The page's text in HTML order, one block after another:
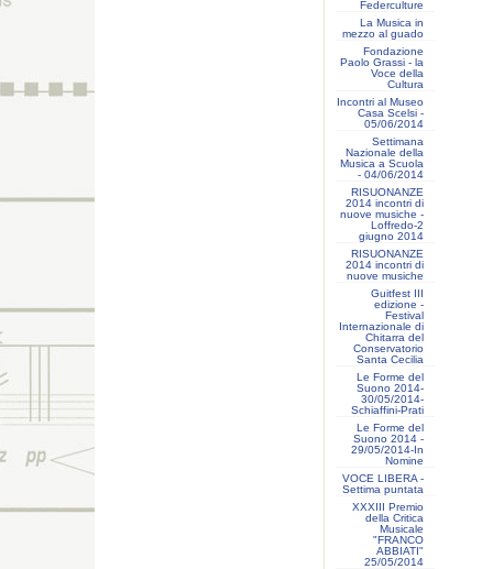
Federculture
La Musica in
mezzo al guado
Fondazione
Paolo Grassi - la
Voce della
Cultura
Incontri al Museo
Casa Scelsi -
05/06/2014
Settimana
Nazionale della
Musica a Scuola
- 04/06/2014
RISUONANZE
2014 incontri di
nuove musiche -
Loffredo-2
giugno 2014
RISUONANZE
2014 incontri di
nuove musiche
Guitfest III
edizione -
Festival
Internazionale di
Chitarra del
Conservatorio
Santa Cecilia
Le Forme del
Suono 2014-
30/05/2014-
Schiaffini-Prati
Le Forme del
Suono 2014 -
29/05/2014-In
Nomine
VOCE LIBERA -
Settima puntata
XXXIII Premio
della Critica
Musicale
"FRANCO
ABBIATI"
25/05/2014